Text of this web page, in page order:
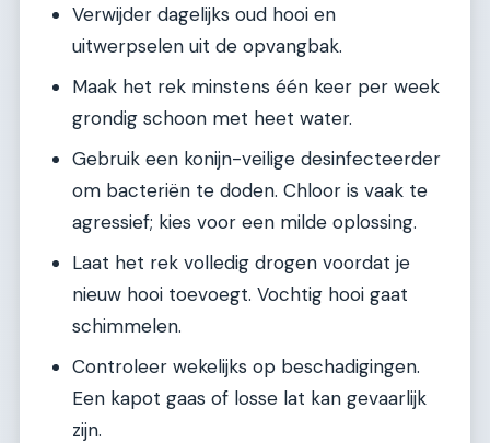
Verwijder dagelijks oud hooi en
uitwerpselen uit de opvangbak.
Maak het rek minstens één keer per week
grondig schoon met heet water.
Gebruik een konijn-veilige desinfecteerder
om bacteriën te doden. Chloor is vaak te
agressief; kies voor een milde oplossing.
Laat het rek volledig drogen voordat je
nieuw hooi toevoegt. Vochtig hooi gaat
schimmelen.
Controleer wekelijks op beschadigingen.
Een kapot gaas of losse lat kan gevaarlijk
zijn.